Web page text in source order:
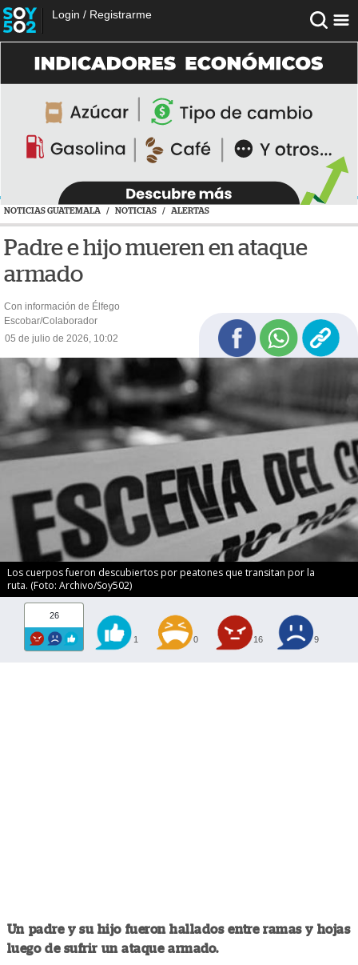
Login / Registrarme
NOTICIAS GUATEMALA / NOTICIAS / ALERTAS
Padre e hijo mueren en ataque
armado
Con información de Élfego
Escobar/Colaborador
05 de julio de 2026, 10:02
Los cuerpos fueron descubiertos por peatones que transitan por la
ruta. (Foto: Archivo/Soy502)
26
1 0 16 9
Un padre y su hijo fueron hallados entre ramas y hojas
luego de sufrir un ataque armado.